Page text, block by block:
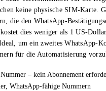
keine physische SIM-Karte.
die den WhatsApp-
dies weniger als 1 US-
um ein zweites WhatsApp-
für die Automatisierung
– kein Abonnement
WhatsApp-fähige Nummern